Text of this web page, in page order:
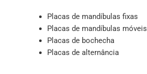
Placas de mandíbulas fixas
Placas de mandíbulas móveis
Placas de bochecha
Placas de alternância